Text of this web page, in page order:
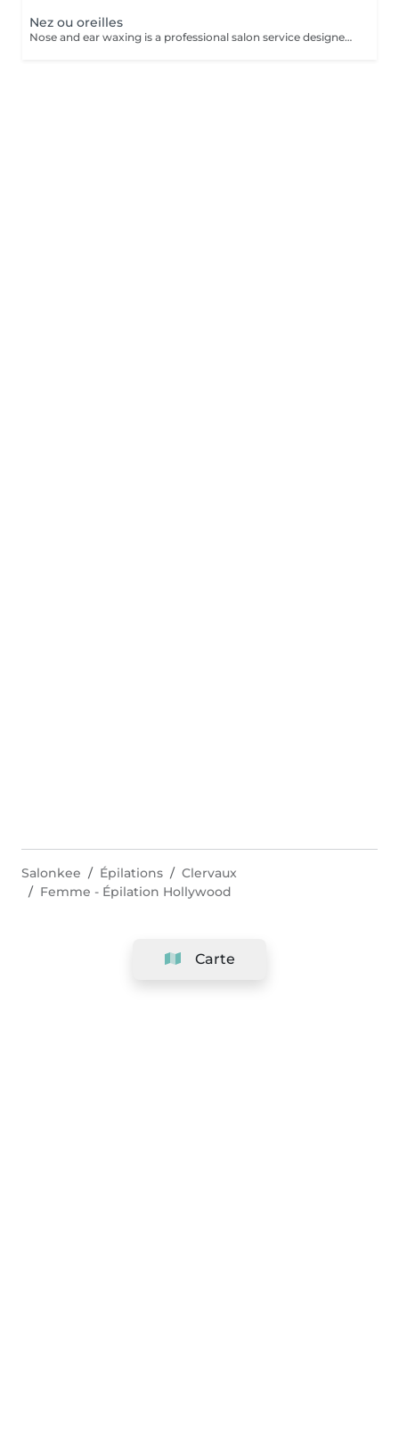
Nez ou oreilles
Nose and ear waxing is a professional salon service designed to remove unwanted hair from the nostrils and ear areas using specialized wax. This treatment provides a clean and smooth finish, is quick and effective for both men and women.
Carte
Salonkee Épilations
Clervaux
Femme - Épilation Hollywood